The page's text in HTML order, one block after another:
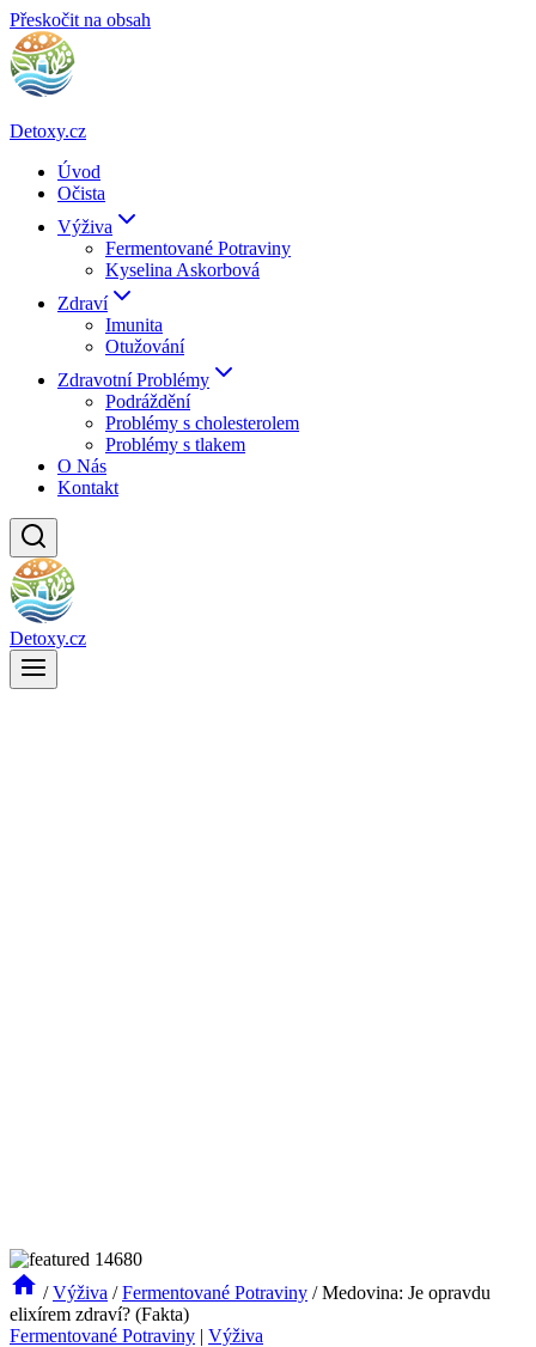
Přeskočit na obsah
Detoxy.cz
Úvod
Očista
Výživa
Fermentované Potraviny
Kyselina Askorbová
Zdraví
Imunita
Otužování
Zdravotní Problémy
Podráždění
Problémy s cholesterolem
Problémy s tlakem
O Nás
Kontakt
Detoxy.cz
/ Výživa / Fermentované Potraviny / Medovina: Je opravdu
elixírem zdraví? (Fakta)
Fermentované Potraviny | Výživa